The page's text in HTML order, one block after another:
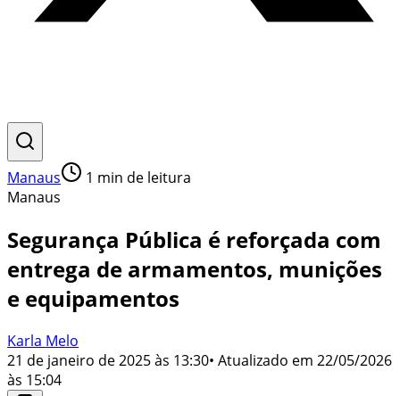
Manaus 1 min de leitura
Manaus
Segurança Pública é reforçada com
entrega de armamentos, munições
e equipamentos
Karla Melo
21 de janeiro de 2025 às 13:30• Atualizado em 22/05/2026
às 15:04